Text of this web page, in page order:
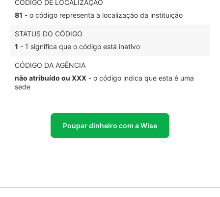
CÓDIGO DE LOCALIZAÇÃO
81 - o código representa a localização da instituição
STATUS DO CÓDIGO
1 - 1 significa que o código está inativo
CÓDIGO DA AGÊNCIA
não atribuído ou XXX - o código indica que esta é uma
sede
Poupar dinheiro com a Wise